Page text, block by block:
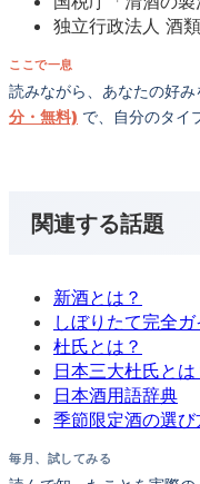
独立行政法人 酒
ここで一息
読みながら、あなたの好
分・無料) で、自分のタイ
関連する話題
新酒とは？
しぼりたて完全ガ
杜氏とは？
日本三大杜氏とは
日本酒用語辞典
季節限定酒の選び
毎月、試してみる